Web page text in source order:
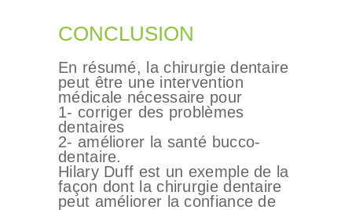
CONCLUSION
En résumé, la chirurgie dentaire
peut être une intervention
médicale nécessaire pour
1- corriger des problèmes
dentaires
2- améliorer la santé bucco-
dentaire.
Hilary Duff est un exemple de la
façon dont la chirurgie dentaire
peut améliorer la confiance de